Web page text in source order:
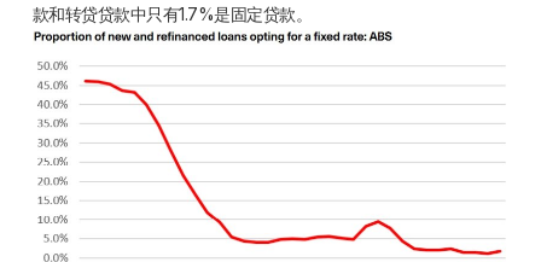
款和转贷贷款中只有1.7%是固定贷款。